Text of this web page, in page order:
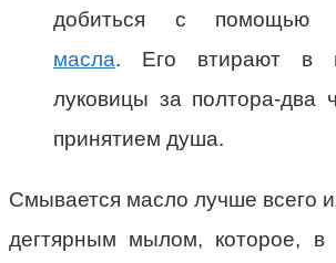
добиться с помощью
масла. Его втирают в
луковицы за полтора-два
принятием душа.
Смывается масло лучше всего
дегтярным мылом, которое, в